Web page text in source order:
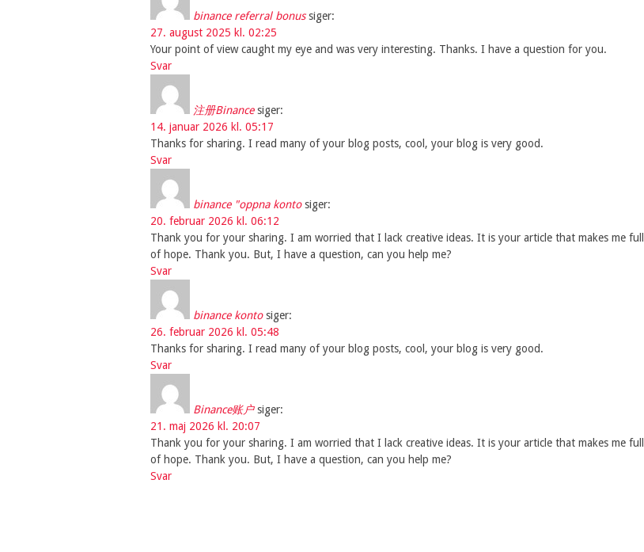
binance referral bonus siger:
27. august 2025 kl. 02:25
Your point of view caught my eye and was very interesting. Thanks. I have a question for you.
Svar
注册Binance siger:
14. januar 2026 kl. 05:17
Thanks for sharing. I read many of your blog posts, cool, your blog is very good.
Svar
binance "oppna konto siger:
20. februar 2026 kl. 06:12
Thank you for your sharing. I am worried that I lack creative ideas. It is your article that makes me full
of hope. Thank you. But, I have a question, can you help me?
Svar
binance konto siger:
26. februar 2026 kl. 05:48
Thanks for sharing. I read many of your blog posts, cool, your blog is very good.
Svar
Binance账户 siger:
21. maj 2026 kl. 20:07
Thank you for your sharing. I am worried that I lack creative ideas. It is your article that makes me full
of hope. Thank you. But, I have a question, can you help me?
Svar